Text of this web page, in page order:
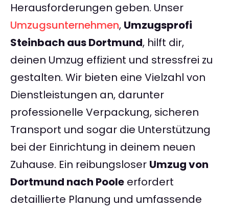
Herausforderungen geben. Unser
Umzugsunternehmen, Umzugsprofi
Steinbach aus Dortmund, hilft dir,
deinen Umzug effizient und stressfrei zu
gestalten. Wir bieten eine Vielzahl von
Dienstleistungen an, darunter
professionelle Verpackung, sicheren
Transport und sogar die Unterstützung
bei der Einrichtung in deinem neuen
Zuhause. Ein reibungsloser Umzug von
Dortmund nach Poole erfordert
detaillierte Planung und umfassende